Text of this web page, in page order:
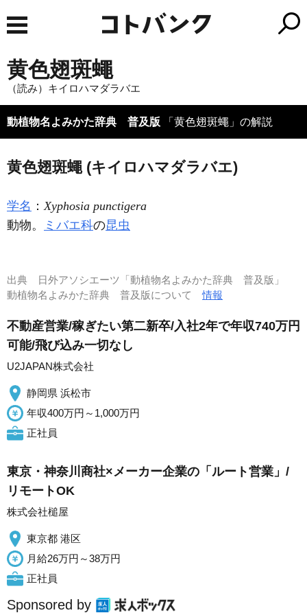
黄色翅斑蠅
（読み）キイロハマダラバエ
動植物名よみかた辞典 普及版 「黄色翅斑蠅」の解説
黄色翅斑蠅 (キイロハマダラバエ)
学名 ：Xyphosia punctigera
動物。
ミバエ科の昆虫
出典
日外アソシエーツ「動植物名よみかた辞典 普及版」
動植物名よみかた辞典 普及版について情報
不動産営業/稼ぎたい第二新卒/入社2年で年収740万円
可能/飛び込み一切なし
U2JAPAN株式会社
静岡県 浜松市
年収400万円～1,000万円
正社員
東京・神奈川商社×メーカー企業の「ルート営業」/
リモートOK
株式会社槌屋
東京都 港区
月給26万円～38万円
正社員
Sponsored by